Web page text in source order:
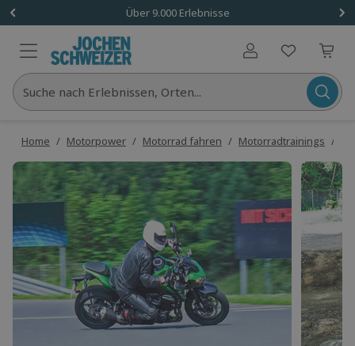
Über 9.000 Erlebnisse
Benutzerkonto
Suche nach Erlebnissen, Orten...
Home / Motorpower / Motorrad fahren / Motorradtrainings /